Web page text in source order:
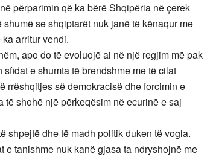
përparimin që ka bërë Shqipëria në çerek
se shqiptarët nuk janë të kënaqur me
arritur vendi.
apo do të evoluojë ai në një regjim më pak
e shumta të brendshme me të cilat
rrëshqitjes së demokracisë dhe forcimin e
shohë një përkeqësim në ecurinë e saj
shpejtë dhe të madh politik duken të vogla.
e tanishme nuk kanë gjasa ta ndryshojnë me